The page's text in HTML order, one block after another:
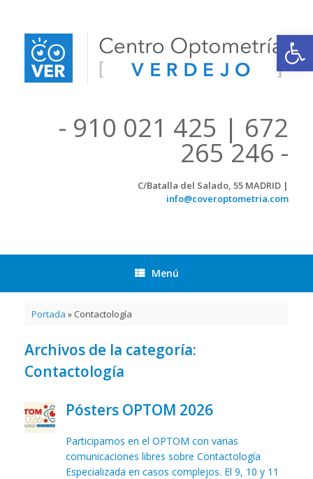
contenido
- 910 021 425 | 672
265 246 -
C/Batalla del Salado, 55 MADRID |
info@coveroptometria.com
Menú
Portada » Contactología
Archivos de la categoría:
Contactología
Pósters OPTOM 2026
Participamos en el OPTOM con varias
comunicaciones libres sobre Contactología
Especializada en casos complejos. El 9, 10 y 11